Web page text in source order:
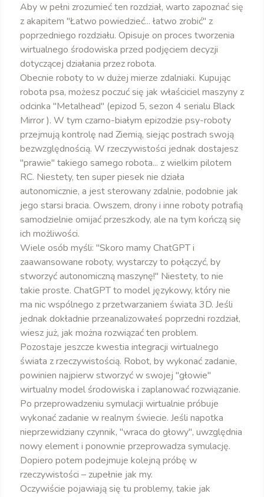
Aby w pełni zrozumieć ten rozdział, warto zapoznać się
z akapitem "Łatwo powiedzieć... łatwo zrobić" z
poprzedniego rozdziału. Opisuje on proces tworzenia
wirtualnego środowiska przed podjęciem decyzji
dotyczącej działania przez robota.
Obecnie roboty to w dużej mierze zdalniaki. Kupując
robota psa, możesz poczuć się jak właściciel maszyny z
odcinka "Metalhead" (epizod 5, sezon 4 serialu Black
Mirror ). W tym czarno-białym epizodzie psy-roboty
przejmują kontrolę nad Ziemią, siejąc postrach swoją
bezwzględnością. W rzeczywistości jednak dostajesz
"prawie" takiego samego robota... z wielkim pilotem
RC. Niestety, ten super piesek nie działa
autonomicznie, a jest sterowany zdalnie, podobnie jak
jego starsi bracia. Owszem, drony i inne roboty potrafią
samodzielnie omijać przeszkody, ale na tym kończą się
ich możliwości.
Wiele osób myśli: "Skoro mamy ChatGPT i
zaawansowane roboty, wystarczy to połączyć, by
stworzyć autonomiczną maszynę!" Niestety, to nie
takie proste. ChatGPT to model językowy, który nie
ma nic wspólnego z przetwarzaniem świata 3D. Jeśli
jednak dokładnie przeanalizowałeś poprzedni rozdział,
wiesz już, jak można rozwiązać ten problem.
Pozostaje jeszcze kwestia integracji wirtualnego
świata z rzeczywistością. Robot, by wykonać zadanie,
powinien najpierw stworzyć w swojej "głowie"
wirtualny model środowiska i zaplanować rozwiązanie.
Po przeprowadzeniu symulacji wirtualnie próbuje
wykonać zadanie w realnym świecie. Jeśli napotka
nieprzewidziany czynnik, "wraca do głowy", uwzględnia
nowy element i ponownie przeprowadza symulację.
Dopiero potem podejmuje kolejną próbę w
rzeczywistości – zupełnie jak my.
Oczywiście pojawiają się tu problemy, takie jak